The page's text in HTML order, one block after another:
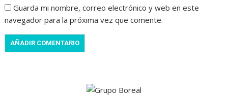
Guarda mi nombre, correo electrónico y web en este
navegador para la próxima vez que comente.